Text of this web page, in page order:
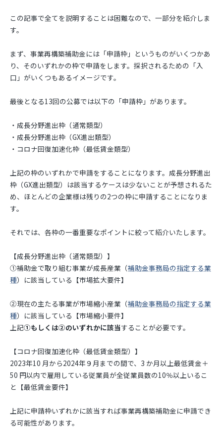
この記事で全てを説明することは困難なので、一部分を紹介しま
す。
まず、事業再構築補助金には「申請枠」というものがいくつかあ
り、そのいずれかの枠で申請をします。採択されるための「入
口」がいくつもあるイメージです。
最後となる13回の公募では以下の「申請枠」があります。
・成長分野進出枠（通常類型）
・成長分野進出枠（GX進出類型）
・コロナ回復加速化枠（最低賃金類型）
上記の枠のいずれかで申請をすることになります。成長分野進出
枠（GX進出類型）は該当するケースは少ないことが予想されるた
め、ほとんどの企業様は残りの2つの枠に申請することになりま
す。
それでは、各枠の一番重要なポイントに絞って紹介いたします。
【成長分野進出枠（通常類型）】
①補助金で取り組む事業が成長産業（補助金事務局の指定する業
種）に該当している【市場拡大要件】
②現在の主たる事業が市場縮小産業（補助金事務局の指定する業
種）に該当している【市場縮小要件】
上記①もしくは②のいずれかに該当することが必要です。
【コロナ回復加速化枠（最低賃金類型）】
2023年10 月から2024年９月までの間で、3 か月以上最低賃金＋
50 円以内で雇用している従業員が全従業員数の10％以上いるこ
と【最低賃金要件】
上記に申請枠いずれかに該当すれば事業再構築補助金に申請でき
る可能性があります。